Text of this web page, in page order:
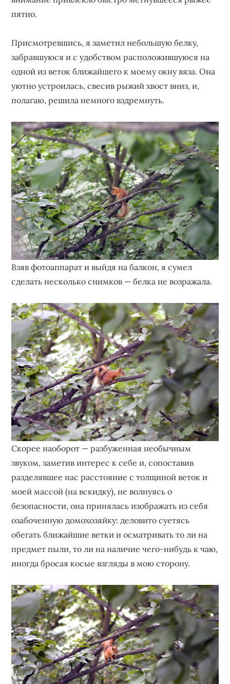
пятно.
Присмотревшись, я заметил небольшую белку,
забравшуюся и с удобством расположившуюся на
одной из веток ближайшего к моему окну вяза. Она
уютно устроилась, свесив рыжий хвост вниз, и,
полагаю, решила немного вздремнуть.
Взяв фотоаппарат и выйдя на балкон, я сумел
сделать несколько снимков — белка не возражала.
Скорее наоборот — разбуженная необычным
звуком, заметив интерес к себе и, сопоставив
разделявшее нас расстояние с толщиной веток и
моей массой (на вскидку), не волнуясь о
безопасности, она принялась изображать из себя
озабоченную домохозяйку: деловито суетясь
обегать ближайшие ветки и осматривать то ли на
предмет пыли, то ли на наличие чего-нибудь к чаю,
иногда бросая косые взгляды в мою сторону.